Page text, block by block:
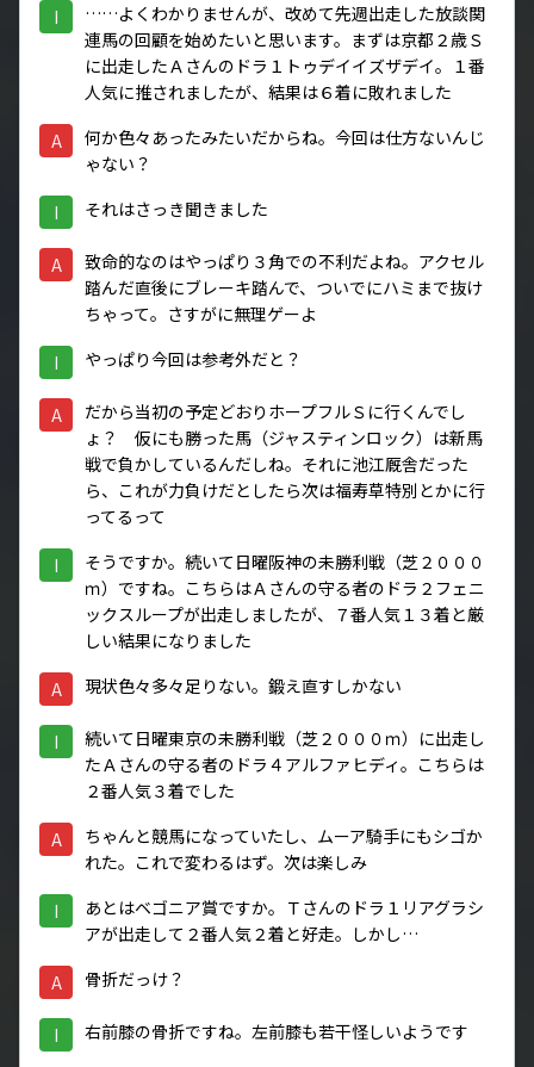
I
……よくわかりませんが、改めて先週出走した放談関
連馬の回顧を始めたいと思います。まずは京都２歳Ｓ
に出走したＡさんのドラ１トゥデイイズザデイ。１番
人気に推されましたが、結果は６着に敗れました
A
何か色々あったみたいだからね。今回は仕方ないんじ
ゃない？
I それはさっき聞きました
A
致命的なのはやっぱり３角での不利だよね。アクセル
踏んだ直後にブレーキ踏んで、ついでにハミまで抜け
ちゃって。さすがに無理ゲーよ
I やっぱり今回は参考外だと？
A
だから当初の予定どおりホープフルＳに行くんでし
ょ？ 仮にも勝った馬（ジャスティンロック）は新馬
戦で負かしているんだしね。それに池江厩舎だった
ら、これが力負けだとしたら次は福寿草特別とかに行
ってるって
I
そうですか。続いて日曜阪神の未勝利戦（芝２０００
ｍ）ですね。こちらはＡさんの守る者のドラ２フェニ
ックスループが出走しましたが、７番人気１３着と厳
しい結果になりました
A 現状色々多々足りない。鍛え直すしかない
I
続いて日曜東京の未勝利戦（芝２０００ｍ）に出走し
たＡさんの守る者のドラ４アルファヒディ。こちらは
２番人気３着でした
A
ちゃんと競馬になっていたし、ムーア騎手にもシゴか
れた。これで変わるはず。次は楽しみ
I
あとはベゴニア賞ですか。Ｔさんのドラ１リアグラシ
アが出走して２番人気２着と好走。しかし…
A 骨折だっけ？
I 右前膝の骨折ですね。左前膝も若干怪しいようです